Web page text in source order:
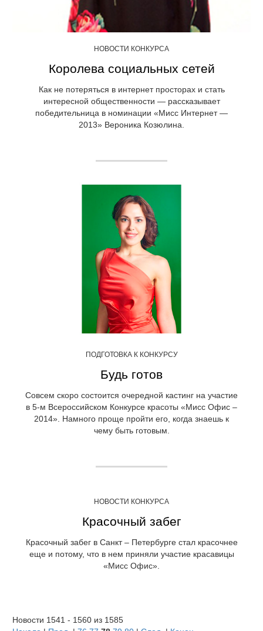
НОВОСТИ КОНКУРСА
Королева социальных сетей
Как не потеряться в интернет просторах и стать
интересной общественности — рассказывает
победительница в номинации «Мисс Интернет —
2013» Вероника Козюлина.
ПОДГОТОВКА К КОНКУРСУ
Будь готов
Совсем скоро состоится очередной кастинг на участие
в 5-м Всероссийском Конкурсе красоты «Мисс Офис –
2014». Намного проще пройти его, когда знаешь к
чему быть готовым.
НОВОСТИ КОНКУРСА
Красочный забег
Красочный забег в Санкт – Петербурге стал красочнее
еще и потому, что в нем приняли участие красавицы
«Мисс Офис».
Новости 1541 - 1560 из 1585